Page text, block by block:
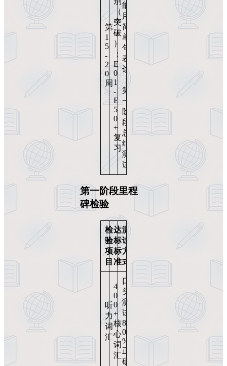
第
1
5
-
2
0
周
（
突
破
）
：
E
0
1
-
E
5
0
+
复
习
能
用
简
单
句
表
达
；
第
一
阶
段
总
结
测
试
第一阶段里程
碑检验
检
验
项
目
达
标
标
准
测
试
方
式
听
力
词
汇
4
0
0
+
核
心
词
汇
口
头
测
试
8
0
%
正
确